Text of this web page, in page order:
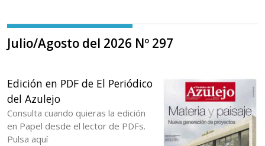
Julio/Agosto del 2026 Nº 297
Edición en PDF de El Periódico
del Azulejo
Consulta cuando quieras la edición
en Papel desde el lector de PDFs.
Pulsa aquí